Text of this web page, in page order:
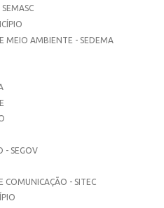
MEIO AMBIENTE - SEDEMA
- SEGOV
COMUNICAÇÃO - SITEC